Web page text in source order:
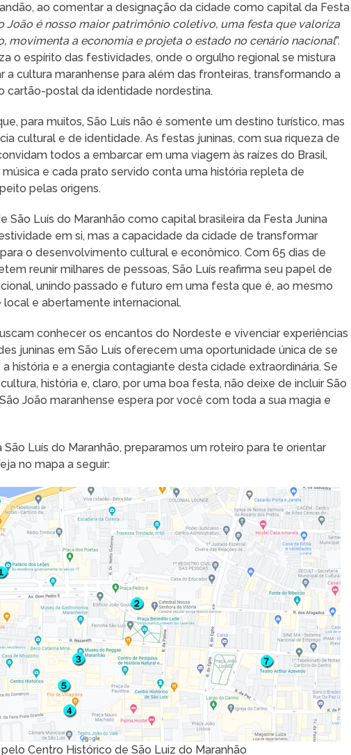
ao comentar a designação da cidade como capital da Festa
João é nosso maior patrimônio coletivo, uma festa que valoriza
movimenta a economia e projeta o estado no cenário nacional”.
o espírito das festividades, onde o orgulho regional se mistura
a cultura maranhense para além das fronteiras, transformando a
cartão-postal da identidade nordestina.
para muitos, São Luís não é somente um destino turístico, mas
cultural e de identidade. As festas juninas, com sua riqueza de
todos a embarcar em uma viagem às raízes do Brasil,
e cada prato servido conta uma história repleta de
pelas origens.
São Luís do Maranhão como capital brasileira da Festa Junina
em si, mas a capacidade da cidade de transformar
o desenvolvimento cultural e econômico. Com 65 dias de
reunir milhares de pessoas, São Luís reafirma seu papel de
unindo passado e futuro em uma festa que é, ao mesmo
e abertamente internacional.
conhecer os encantos do Nordeste e vivenciar experiências
juninas em São Luís oferecem uma oportunidade única de se
história e a energia contagiante desta cidade extraordinária. Se
história e, claro, por uma boa festa, não deixe de incluir São
João maranhense espera por você com toda a sua magia e
São Luís do Maranhão, preparamos um roteiro para te orientar
no mapa a seguir:
Centro Histórico de São Luiz do Maranhão